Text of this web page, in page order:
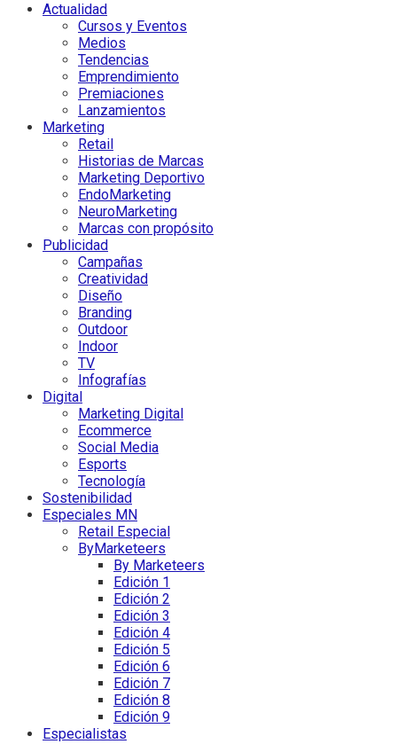
Actualidad
Cursos y Eventos
Medios
Tendencias
Emprendimiento
Premiaciones
Lanzamientos
Marketing
Retail
Historias de Marcas
Marketing Deportivo
EndoMarketing
NeuroMarketing
Marcas con propósito
Publicidad
Campañas
Creatividad
Diseño
Branding
Outdoor
Indoor
TV
Infografías
Digital
Marketing Digital
Ecommerce
Social Media
Esports
Tecnología
Sostenibilidad
Especiales MN
Retail Especial
ByMarketeers
By Marketeers
Edición 1
Edición 2
Edición 3
Edición 4
Edición 5
Edición 6
Edición 7
Edición 8
Edición 9
Especialistas